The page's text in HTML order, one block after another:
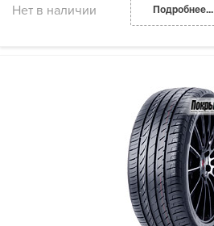
Нет в наличии Подробнее...